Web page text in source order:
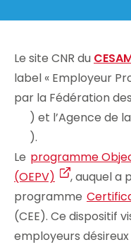
Le site CNR du
label « Employeur
par la Fédération
) et l’Agence de
).
Le programme
(OEPV)
, auquel a
programme
(CEE). Ce dispositif
employeurs